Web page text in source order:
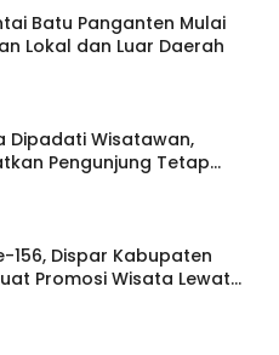
Batu Panganten Mulai
Lokal dan Luar Daerah
Dipadati Wisatawan,
Pengunjung Tetap
156, Dispar Kabupaten
Promosi Wisata Lewat